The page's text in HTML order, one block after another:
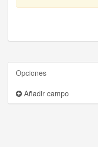
Opciones
Añadir campo